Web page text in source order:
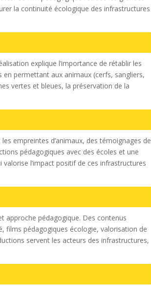
la continuité écologique des infrastructures
explique l’importance de rétablir les
permettant aux animaux (cerfs, sangliers,
vertes et bleues, la préservation de la
empreintes d’animaux, des témoignages de
pédagogiques avec des écoles et une
l’impact positif de ces infrastructures
approche pédagogique. Des contenus
films pédagogiques écologie, valorisation de
servent les acteurs des infrastructures,